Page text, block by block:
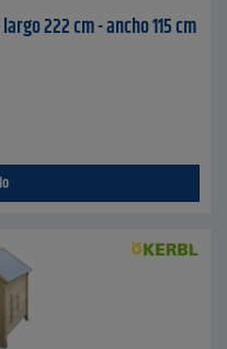
222 cm - ancho 115 cm